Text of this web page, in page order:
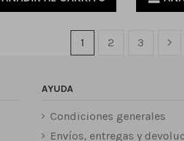
1 2 3
AYUDA
Condiciones generales
Envíos, entregas y